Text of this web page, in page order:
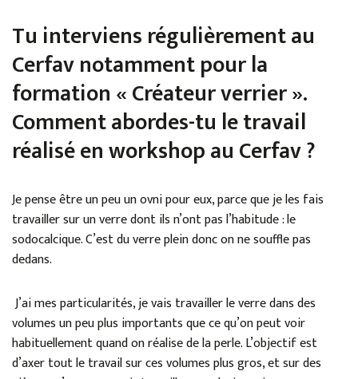
Tu interviens régulièrement au
Cerfav notamment pour la
formation « Créateur verrier ».
Comment abordes-tu le travail
réalisé en workshop au Cerfav ?
Je pense être un peu un ovni pour eux, parce que je les fais
travailler sur un verre dont ils n’ont pas l’habitude : le
sodocalcique. C’est du verre plein donc on ne souffle pas
dedans.
J’ai mes particularités, je vais travailler le verre dans des
volumes un peu plus importants que ce qu’on peut voir
habituellement quand on réalise de la perle. L’objectif est
d’axer tout le travail sur ces volumes plus gros, et sur des